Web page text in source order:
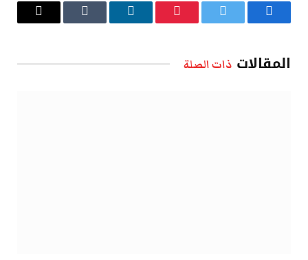
فيسبوك تويتر بينتيريستلينكدإن Tumblr
البريد
المقالات ذات الصلة